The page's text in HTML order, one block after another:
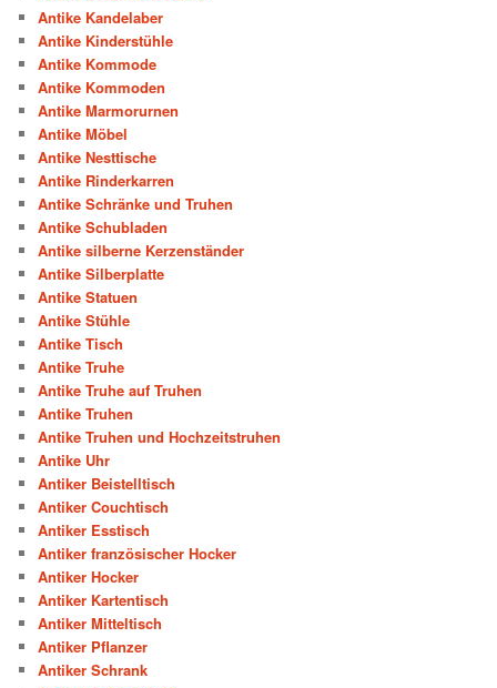
Antike Kandelaber
Antike Kinderstühle
Antike Kommode
Antike Kommoden
Antike Marmorurnen
Antike Möbel
Antike Nesttische
Antike Rinderkarren
Antike Schränke und Truhen
Antike Schubladen
Antike silberne Kerzenständer
Antike Silberplatte
Antike Statuen
Antike Stühle
Antike Tisch
Antike Truhe
Antike Truhe auf Truhen
Antike Truhen
Antike Truhen und Hochzeitstruhen
Antike Uhr
Antiker Beistelltisch
Antiker Couchtisch
Antiker Esstisch
Antiker französischer Hocker
Antiker Hocker
Antiker Kartentisch
Antiker Mitteltisch
Antiker Pflanzer
Antiker Schrank